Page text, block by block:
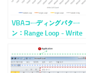
VBAコーディングパター
ン：Range Loop - Write